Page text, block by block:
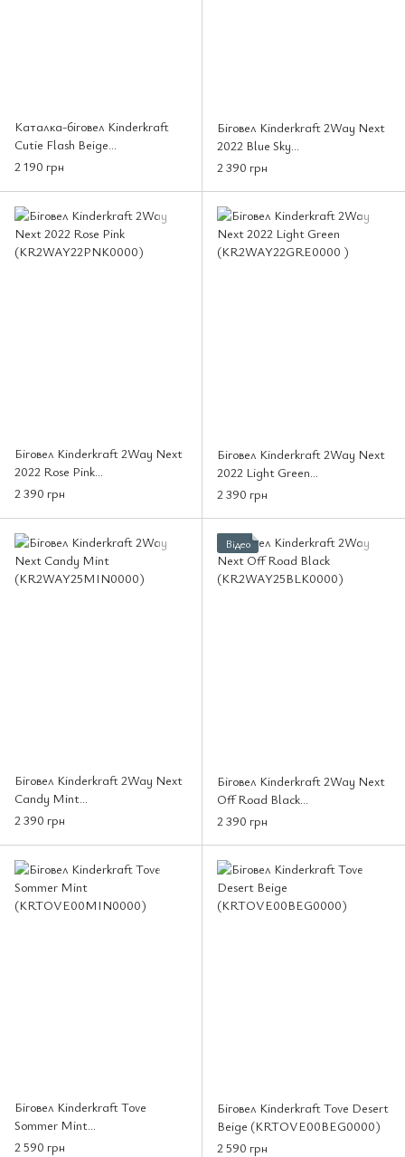
Каталка-біговел Kinderkraft
Cutie Flash Beige
(KRCUFL00BEG0000)
2 190 грн
Біговел Kinderkraft 2Way Next
2022 Blue Sky
(KR2WAY22BLU0000)
2 390 грн
Біговел Kinderkraft 2Way Next
2022 Rose Pink
(KR2WAY22PNK0000)
2 390 грн
Біговел Kinderkraft 2Way Next
2022 Light Green
(KR2WAY22GRE0000 )
2 390 грн
Біговел Kinderkraft 2Way Next
Candy Mint
(KR2WAY25MIN0000)
2 390 грн
Відео
Біговел Kinderkraft 2Way Next
Off Road Black
(KR2WAY25BLK0000)
2 390 грн
Біговел Kinderkraft Tove
Sommer Mint
(KRTOVE00MIN0000)
2 590 грн
Біговел Kinderkraft Tove Desert
Beige (KRTOVE00BEG0000)
2 590 грн